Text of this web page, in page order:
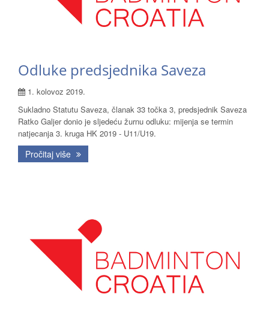
Odluke predsjednika Saveza
1. kolovoz 2019.
Sukladno Statutu Saveza, članak 33 točka 3, predsjednik Saveza
Ratko Galjer donio je sljedeću žurnu odluku: mijenja se termin
natjecanja 3. kruga HK 2019 - U11/U19.
Pročitaj više